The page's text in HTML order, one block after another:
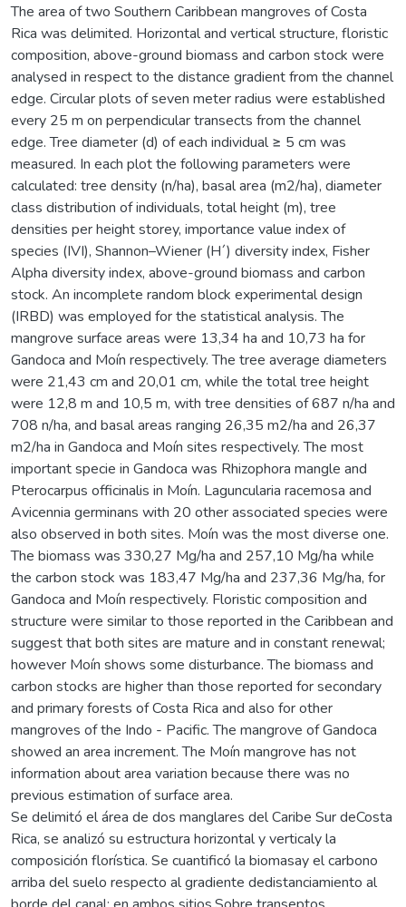
The area of two Southern Caribbean mangroves of Costa
Rica was delimited. Horizontal and vertical structure, floristic
composition, above-ground biomass and carbon stock were
analysed in respect to the distance gradient from the channel
edge. Circular plots of seven meter radius were established
every 25 m on perpendicular transects from the channel
edge. Tree diameter (d) of each individual ≥ 5 cm was
measured. In each plot the following parameters were
calculated: tree density (n/ha), basal area (m2/ha), diameter
class distribution of individuals, total height (m), tree
densities per height storey, importance value index of
species (IVI), Shannon–Wiener (H´) diversity index, Fisher
Alpha diversity index, above-ground biomass and carbon
stock. An incomplete random block experimental design
(IRBD) was employed for the statistical analysis. The
mangrove surface areas were 13,34 ha and 10,73 ha for
Gandoca and Moín respectively. The tree average diameters
were 21,43 cm and 20,01 cm, while the total tree height
were 12,8 m and 10,5 m, with tree densities of 687 n/ha and
708 n/ha, and basal areas ranging 26,35 m2/ha and 26,37
m2/ha in Gandoca and Moín sites respectively. The most
important specie in Gandoca was Rhizophora mangle and
Pterocarpus officinalis in Moín. Laguncularia racemosa and
Avicennia germinans with 20 other associated species were
also observed in both sites. Moín was the most diverse one.
The biomass was 330,27 Mg/ha and 257,10 Mg/ha while
the carbon stock was 183,47 Mg/ha and 237,36 Mg/ha, for
Gandoca and Moín respectively. Floristic composition and
structure were similar to those reported in the Caribbean and
suggest that both sites are mature and in constant renewal;
however Moín shows some disturbance. The biomass and
carbon stocks are higher than those reported for secondary
and primary forests of Costa Rica and also for other
mangroves of the Indo - Pacific. The mangrove of Gandoca
showed an area increment. The Moín mangrove has not
information about area variation because there was no
previous estimation of surface area.
Se delimitó el área de dos manglares del Caribe Sur deCosta
Rica, se analizó su estructura horizontal y verticaly la
composición florística. Se cuantificó la biomasay el carbono
arriba del suelo respecto al gradiente dedistanciamiento al